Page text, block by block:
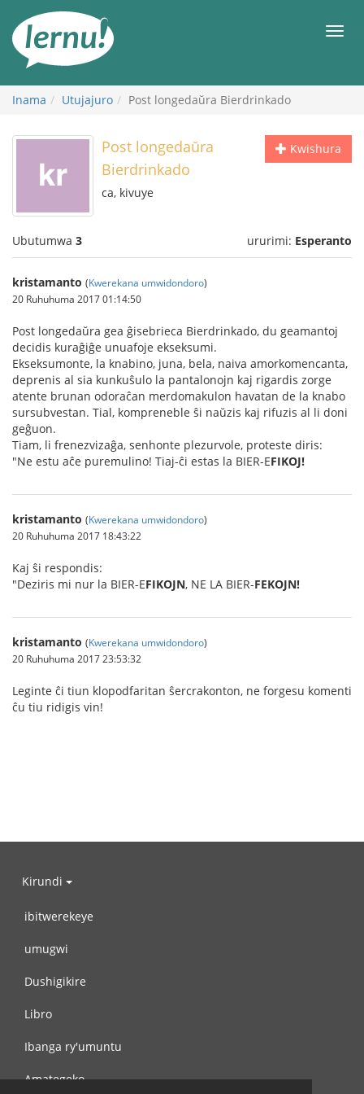
rupapuro
rw'ibirimwo
Inama Utujajuro Post longedaŭra Bierdrinkado
Kwishura
Post longedaŭra
Bierdrinkado
ca, kivuye
Ubutumwa 3 ururimi: Esperanto
kristamanto (Kwerekana umwidondoro)
20 Ruhuhuma 2017 01:14:50
Post longedaŭra gea ĝisebrieca Bierdrinkado, du geamantoj
decidis kuraĝiĝe unuafoje ekseksumi.
Ekseksumonte, la knabino, juna, bela, naiva amorkomencanta,
deprenis al sia kunkuŝulo la pantalonojn kaj rigardis zorge
atente brunan odoraĉan merdomakulon havatan de la knabo
sursubvestan. Tial, kompreneble ŝi naŭzis kaj rifuzis al li doni
geĝuon.
Tiam, li frenezvizaĝa, senhonte plezurvole, proteste diris:
"Ne estu aĉe puremulino! Tiaj-ĉi estas la BIER-EFIKOJ!
kristamanto (Kwerekana umwidondoro)
20 Ruhuhuma 2017 18:43:22
Kaj ŝi respondis:
"Deziris mi nur la BIER-EFIKOJN, NE LA BIER-FEKOJN!
kristamanto (Kwerekana umwidondoro)
20 Ruhuhuma 2017 23:53:32
Leginte ĉi tiun klopodfaritan ŝercrakonton, ne forgesu komenti
ĉu tiu ridigis vin!
Kirundi
ibitwerekeye
umugwi
Dushigikire
Libro
Ibanga ry'umuntu
Amategeko